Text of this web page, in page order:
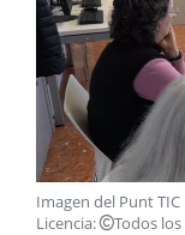
Imagen del Punt TIC
Licencia:
Todos